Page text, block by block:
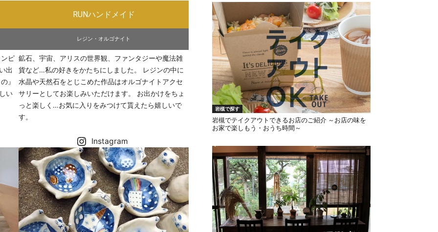
ピ
出
』
い
RUNハンドメイド
レジン・オルゴナイト
鉱石、宇宙、アリスの世界観、ファンタジーや魔法雑
貨など…私の好きをかたちにしました。 レジンの中に
水晶や天然石をとじこめた作品はオルゴナイトアクセ
サリーとしてお楽しみいただけます。 お出かけをちょ
っと楽しく…お気に入りをみつけて貰えたら嬉しいで
す。
Instagram
岩槻で探す
岩槻でテイクアウトできるお店のご紹介 ～お店の味を
お家で楽しもう・おうち時間～